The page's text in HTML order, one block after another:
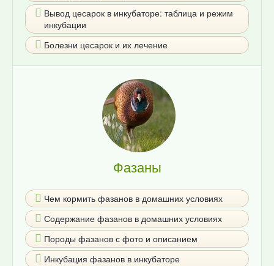
Вывод цесарок в инкубаторе: таблица и режим
инкубации
Болезни цесарок и их лечение
Фазаны
Чем кормить фазанов в домашних условиях
Содержание фазанов в домашних условиях
Породы фазанов с фото и описанием
Инкубация фазанов в инкубаторе